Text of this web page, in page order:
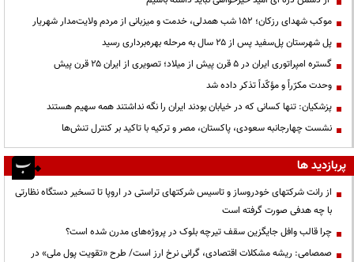
موکب شهدای رزکان؛ ۱۵۲ شب همدلی، خدمت و میزبانی از مردم ولایت‌مدار شهریار
پل شهرستان پل‌سفید پس از ۲۵ سال به مرحله بهره‌برداری رسید
گستره امپراتوری ایران در ۵ قرن پیش از میلاد؛ تصویری از ایران ۲۵ قرن پیش
وحدت مکرّراً و مؤکّداً تذکر داده شد
پزشکیان: تنها کسانی که در خیابان بودند ایران را نگه نداشتند همه سهیم هستند
نشست چهارجانبه سعودی، پاکستان، مصر و ترکیه با تاکید بر کنترل تنش‌ها
پربازدید ها
از رانت‌ شرکتهای خودروساز و تاسیس شرکتهای تراستی در اروپا تا تسخیر دستگاه نظارتی
با چه هدفی صورت گرفته است
چرا قالب وافل جایگزین سقف تیرچه بلوک در پروژه‌های مدرن شده است؟
صمصامی: ریشه مشکلات اقتصادی، گرانی نرخ ارز است/ طرح «تقویت پول ملی» در